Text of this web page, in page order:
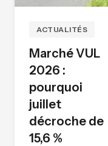
ACTUALITÉS
Marché VUL
2026 :
pourquoi
juillet
décroche de
15,6 %